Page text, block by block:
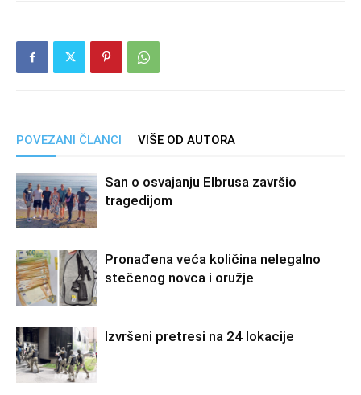
POVEZANI ČLANCI VIŠE OD AUTORA
San o osvajanju Elbrusa završio
tragedijom
Pronađena veća količina nelegalno
stečenog novca i oružje
Izvršeni pretresi na 24 lokacije